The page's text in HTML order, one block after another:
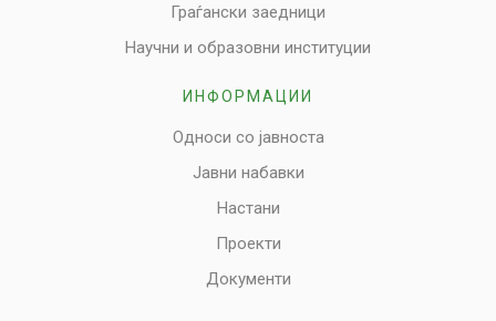
Граѓански заедници
Научни и образовни институции
ИНФОРМАЦИИ
Односи со јавноста
Јавни набавки
Настани
Проекти
Документи